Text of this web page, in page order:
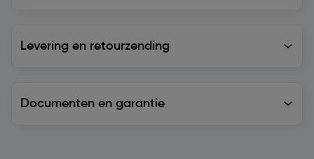
Levering en retourzending
Documenten en garantie